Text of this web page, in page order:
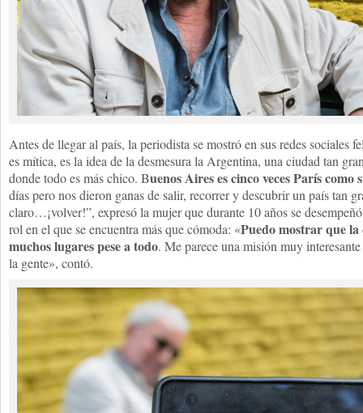
Antes de llegar al país, la periodista se mostró en sus redes sociales
es mítica, es la idea de la desmesura la Argentina, una ciudad tan
donde todo es más chico. Buenos Aires es cinco veces París como
días pero nos dieron ganas de salir, recorrer y descubrir un país tan
claro…¡volver!”, expresó la mujer que durante 10 años se
rol en el que se encuentra más que cómoda: «Puedo mostrar que
muchos lugares pese a todo. Me parece una misión muy
la gente», contó.